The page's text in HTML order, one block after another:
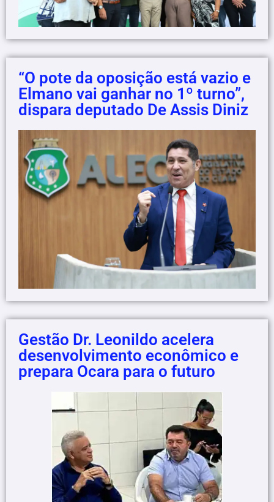
“O pote da oposição está vazio e
Elmano vai ganhar no 1º turno”,
dispara deputado De Assis Diniz
Gestão Dr. Leonildo acelera
desenvolvimento econômico e
prepara Ocara para o futuro